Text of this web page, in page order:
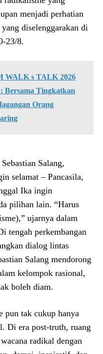
menjadi perhatian
diselenggarakan di
23/8.
WALK s TALK 2026
Bersama Tingkatkan
Orang
Salang,
selamat – Pancasila,
Ika ingin
pilihan lain. “Harus
ujarnya dalam
tengah perkembangan
dialog lintas
Salang mendorong
kelompok rasional,
boleh diam.
pun tak cukup hanya
Di era post-truth, ruang
radikal dengan